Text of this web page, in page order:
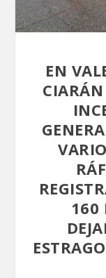
EN
160